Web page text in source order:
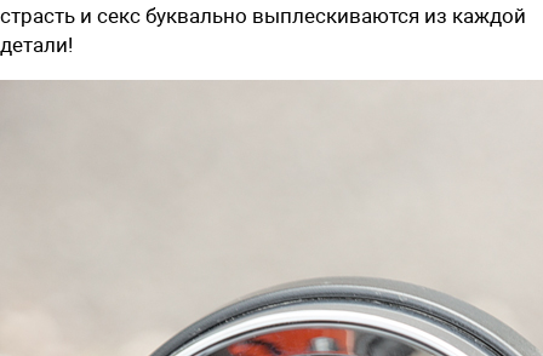
страсть и секс буквально выплескиваются из каждой
детали!